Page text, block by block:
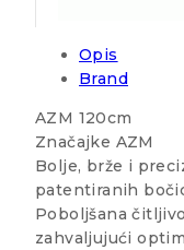
Opis
Brand
AZM 120cm
Značajke AZM
Bolje, brže i
patentiranih
Poboljšana
zahvaljujući